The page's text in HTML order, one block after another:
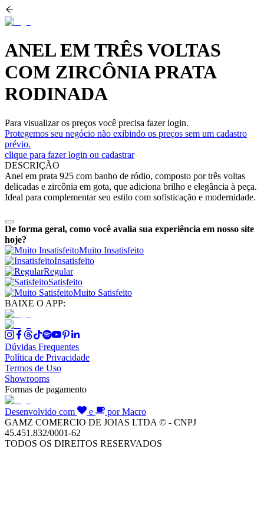
ANEL EM TRÊS VOLTAS
COM ZIRCÔNIA PRATA
RODINADA
Para visualizar os preços você precisa fazer login.
Protegemos seu negócio não exibindo os preços sem um cadastro
prévio.
clique para fazer login ou cadastrar
DESCRIÇÃO
Anel em prata 925 com banho de ródio, composto por três voltas
delicadas e zircônia em gota, que adiciona brilho e elegância à peça.
Ideal para complementar seu estilo com sofisticação e modernidade.
De forma geral, como você avalia sua experiência em nosso site
hoje?
Muito Insatisfeito
Insatisfeito
Regular
Satisfeito
Muito Satisfeito
BAIXE O APP:
Dúvidas Frequentes
Política de Privacidade
Termos de Uso
Showrooms
Formas de pagamento
Desenvolvido com e
por Macro
GAMZ COMERCIO DE JOIAS LTDA © - CNPJ
45.451.832/0001-62
TODOS OS DIREITOS RESERVADOS